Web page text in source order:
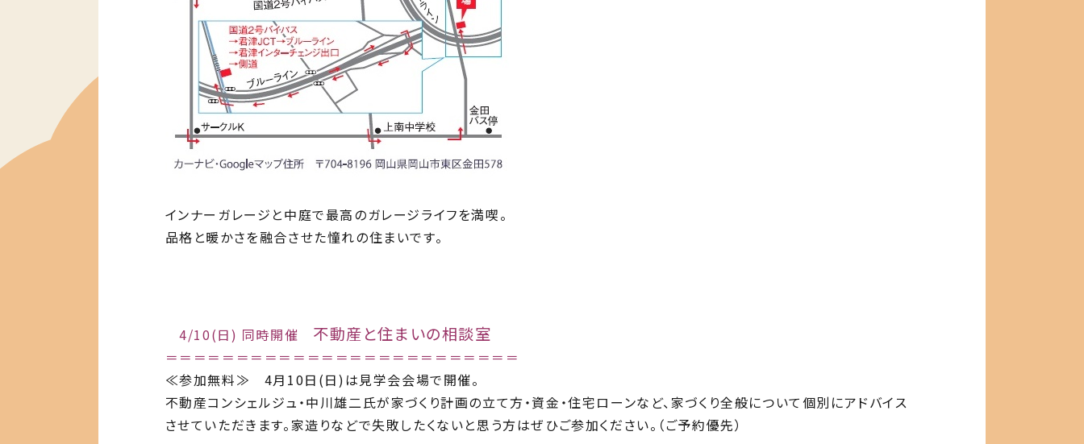
インナーガレージと中庭で最高のガレージライフを満喫。
品格と暖かさを融合させた憧れの住まいです。
4/10(日) 同時開催 不動産と住まいの相談室
＝＝＝＝＝＝＝＝＝＝＝＝＝＝＝＝＝＝＝＝＝＝＝＝＝
≪参加無料≫ 4月10日(日)は見学会会場で開催。
不動産コンシェルジュ・中川雄二氏が家づくり計画の立て方・資金・住宅ローンなど、家づくり全般について個別にアドバイス
させていただきます。家造りなどで失敗したくないと思う方はぜひご参加ください。（ご予約優先）